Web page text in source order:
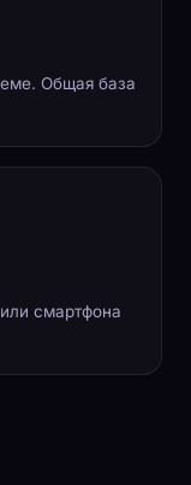
Общая база
смартфона